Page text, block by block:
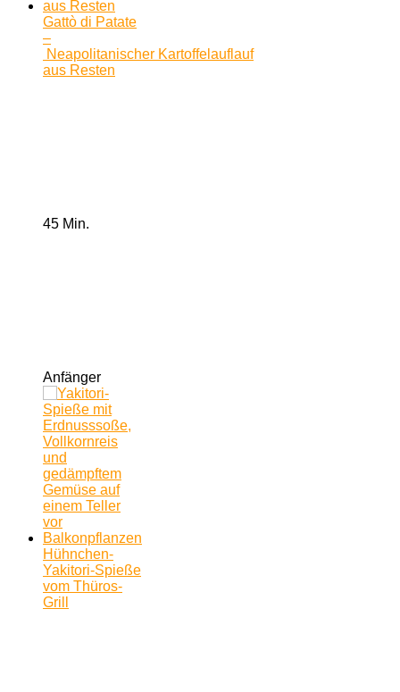
Gattò di Patate
–
Neapolitanischer Kartoffelauflauf
aus Resten
45 Min.
Anfänger
Hühnchen-
Yakitori-Spieße
vom Thüros-
Grill